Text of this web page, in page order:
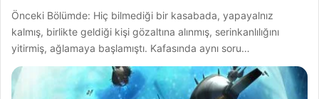
Önceki Bölümde: Hiç bilmediği bir kasabada, yapayalnız
kalmış, birlikte geldiği kişi gözaltına alınmış, serinkanlılığını
yitirmiş, ağlamaya başlamıştı. Kafasında aynı soru…